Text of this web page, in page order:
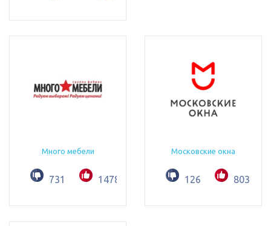
Много мебели
731 1478
Московские окна
126 803